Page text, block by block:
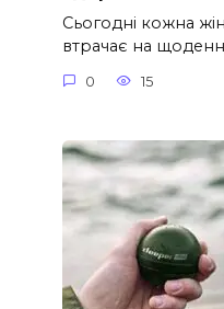
Сьогодні кожна
втрачає на
0 15